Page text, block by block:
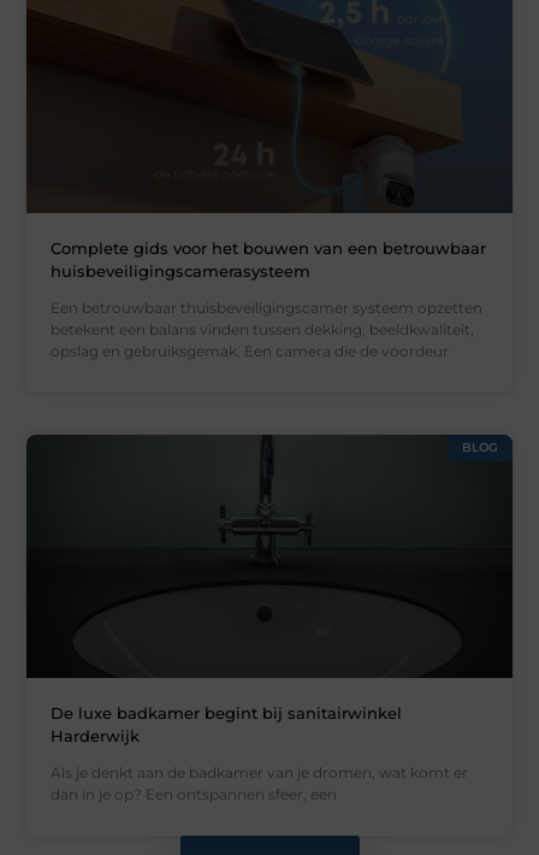
Complete gids voor het bouwen van een betrouwbaar
huisbeveiligingscamerasysteem
Een betrouwbaar thuisbeveiligingscamer systeem opzetten
betekent een balans vinden tussen dekking, beeldkwaliteit,
opslag en gebruiksgemak. Een camera die de voordeur
BLOG
De luxe badkamer begint bij sanitairwinkel
Harderwijk
Als je denkt aan de badkamer van je dromen, wat komt er
dan in je op? Een ontspannen sfeer, een